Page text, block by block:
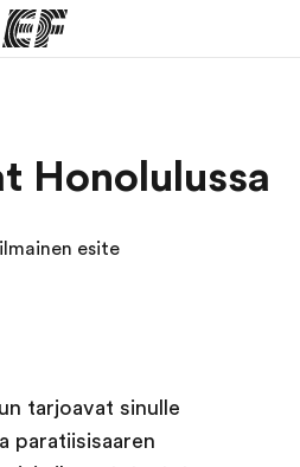
Honolulussa
esite
tarjoavat sinulle
paratiisisaaren